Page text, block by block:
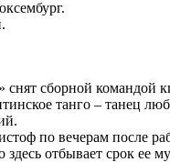
сборной командой
танго – танец
по вечерам после
здесь отбывает срок